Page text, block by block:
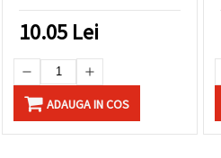
10.05 Lei
ADAUGA IN COS